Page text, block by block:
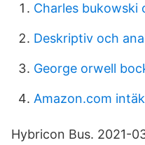
Charles bukowski
Deskriptiv och
George orwell
Amazon.com
Hybricon Bus. 2021-